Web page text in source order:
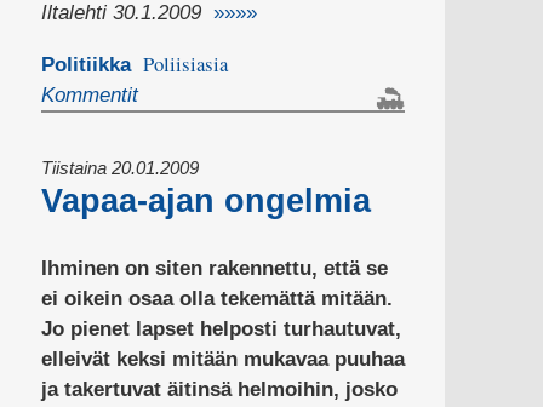
Iltalehti 30.1.2009 »»»»
Politiikka Poliisiasia
Kommentit
Tiistaina 20.01.2009
Vapaa-ajan ongelmia
Ihminen on siten rakennettu, että se
ei oikein osaa olla tekemättä mitään.
Jo pienet lapset helposti turhautuvat,
elleivät keksi mitään mukavaa puuhaa
ja takertuvat äitinsä helmoihin, josko